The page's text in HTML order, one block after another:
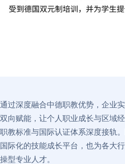
通过深度融合中德职教优势，企业
双向赋能，让个人职业成长与区域
职教标准与国际认证体系深度接轨
国际化的技能成长平台，也为各大
操型专业人才。​